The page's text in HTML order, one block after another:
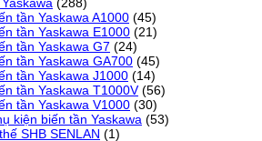
tần Yaskawa A1000 (45)
tần Yaskawa E1000 (21)
tần Yaskawa G7 (24)
tần Yaskawa GA700 (45)
tần Yaskawa J1000 (14)
tần Yaskawa T1000V (56)
tần Yaskawa V1000 (30)
kiện biến tần Yaskawa (53)
SHB SENLAN (1)